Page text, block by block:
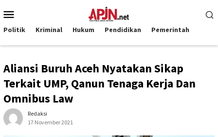
ke
kontenMobile
Politik Kriminal Hukum Pendidikan Pemerintah
Aliansi Buruh Aceh Nyatakan Sikap
Terkait UMP, Qanun Tenaga Kerja Dan
Omnibus Law
Redaksi
17 November 2021